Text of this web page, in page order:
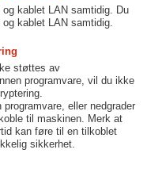
kablet LAN samtidig. Du
kablet LAN samtidig.
støttes av
programvare, vil du ikke
eller nedgrader
til maskinen. Merk at
kan føre til en tilkoblet
sikkerhet.